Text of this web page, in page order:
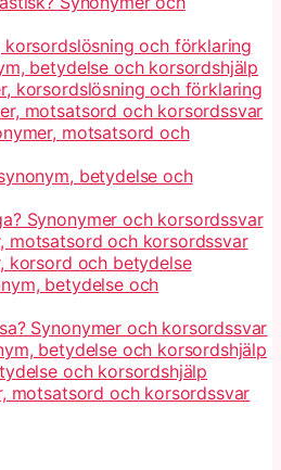
korsordslösning och förklaring
betydelse och korsordshjälp
korsordslösning och förklaring
motsatsord och korsordssvar
motsatsord och
betydelse och
Synonymer och korsordssvar
motsatsord och korsordssvar
korsord och betydelse
betydelse och
Synonymer och korsordssvar
betydelse och korsordshjälp
och korsordshjälp
motsatsord och korsordssvar